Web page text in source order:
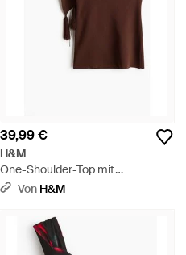
39,99 €
H&M
One-Shoulder-Top mit
Schaldetail - Braun
Von H&M